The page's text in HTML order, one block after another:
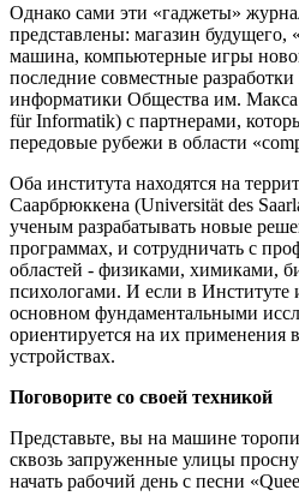
Однако сами эти «гаджеты»
представлены: магазин будущего,
машина, компьютерные игры
последние совместные
информатики Общества им.
für Informatik) с партнерами,
передовые рубежи в области
Оба института находятся на
Саарбрюккена (Universität des
ученым разрабатывать новые
программах, и сотрудничать с
областей - физиками, химиками,
психологами. И если в
основном фундаментальными
ориентируется на их применения
устройствах.
Поговорите со своей техникой
Представьте, вы на машине
сквозь запруженные улицы
начать рабочий день с песни